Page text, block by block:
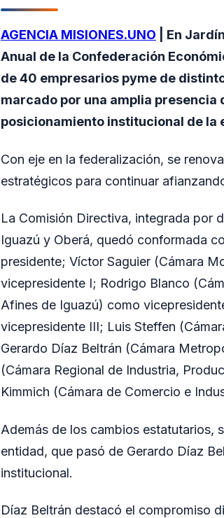
AGENCIA MISIONES.UNO | En
Anual de la Confederación
de 40 empresarios pyme de
marcado por una amplia
posicionamiento institucional de la
Con eje en la federalización, se
estratégicos para continuar
La Comisión Directiva, integrada por
Iguazú y Oberá, quedó conformada
presidente; Víctor Saguier (Cámara
vicepresidente I; Rodrigo Blanco
Afines de Iguazú) como
vicepresidente III; Luis Steffen
Gerardo Díaz Beltrán (Cámara
(Cámara Regional de Industria,
Kimmich (Cámara de Comercio e
Además de los cambios estatutarios,
entidad, que pasó de Gerardo Díaz
institucional.
Díaz Beltrán destacó el compromiso